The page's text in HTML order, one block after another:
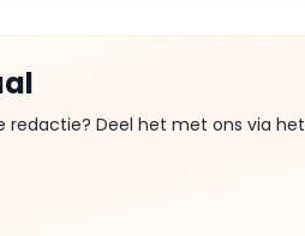
redactie? Deel het met ons via het